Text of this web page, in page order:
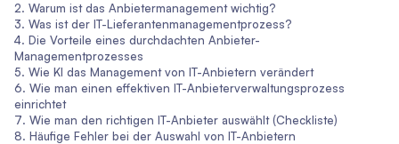
Warum ist das Anbietermanagement wichtig?
Was ist der IT-Lieferantenmanagementprozess?
Die Vorteile eines durchdachten Anbieter-
Managementprozesses
Wie KI das Management von IT-Anbietern verändert
Wie man einen effektiven IT-Anbieterverwaltungsprozess
einrichtet
Wie man den richtigen IT-Anbieter auswählt (Checkliste)
Häufige Fehler bei der Auswahl von IT-Anbietern